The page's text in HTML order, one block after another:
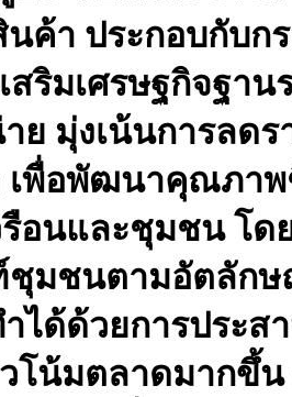
ค้า ประกอบกับก
สริมเศรษฐกิจฐา
ย มุ่งเน้นการลด
เพื่อพัฒนาคุณภา
อนและชุมชน โด
มชนตามอัตลักษณ์
ได้ด้วยการประส
โน้มตลาดมากขึ้น